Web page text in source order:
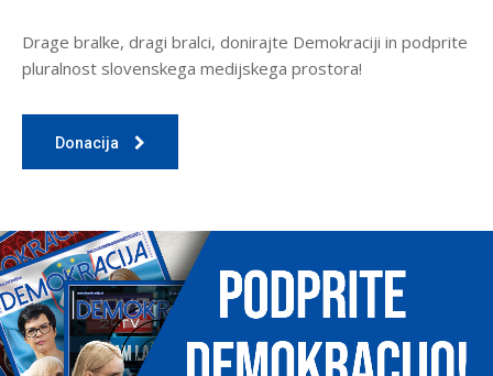
Drage bralke, dragi bralci, donirajte Demokraciji in podprite
pluralnost slovenskega medijskega prostora!
Donacija